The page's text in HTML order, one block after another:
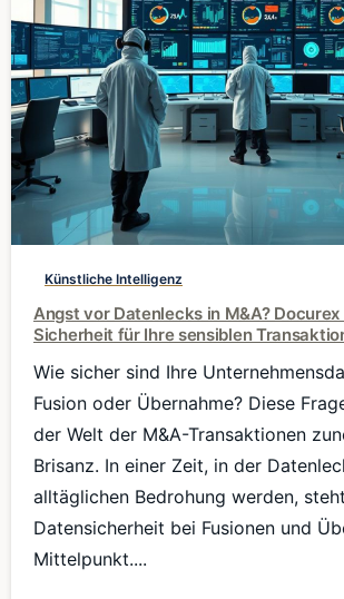
Künstliche Intelligenz
Angst vor Datenlecks in M&A?
Sicherheit für Ihre sensiblen
Wie sicher sind Ihre
Fusion oder Übernahme? Diese
der Welt der M&A-Transaktionen
Brisanz. In einer Zeit, in der
alltäglichen Bedrohung werden,
Datensicherheit bei Fusionen und
Mittelpunkt....